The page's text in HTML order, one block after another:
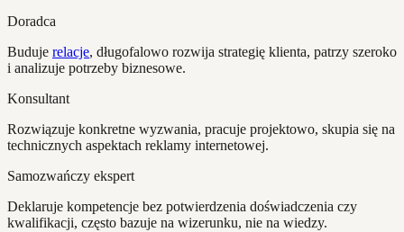
Doradca
Buduje relacje, długofalowo rozwija strategię klienta, patrzy szeroko
i analizuje potrzeby biznesowe.
Konsultant
Rozwiązuje konkretne wyzwania, pracuje projektowo, skupia się na
technicznych aspektach reklamy internetowej.
Samozwańczy ekspert
Deklaruje kompetencje bez potwierdzenia doświadczenia czy
kwalifikacji, często bazuje na wizerunku, nie na wiedzy.